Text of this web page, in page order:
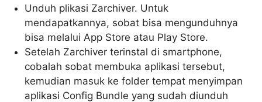
Unduh plikasi Zarchiver. Untuk
mendapatkannya, sobat bisa mengunduhnya
bisa melalui App Store atau Play Store.
Setelah Zarchiver terinstal di smartphone,
cobalah sobat membuka aplikasi tersebut,
kemudian masuk ke folder tempat menyimpan
aplikasi Config Bundle yang sudah diunduh